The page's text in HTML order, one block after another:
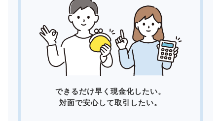
できるだけ早く現金化したい。
対面で安心して取引したい。